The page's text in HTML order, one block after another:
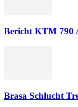
Bericht KTM 790
Brasa Schlucht